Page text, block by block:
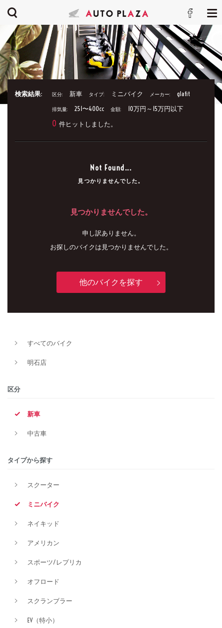
検索結果: 区分: 新車 タイプ: ミニバイク メーカー: glafit
排気量: 251〜400cc 金額: 10万円～15万円以下
0 件ヒットしました。
Not Found...
見つかりませんでした。
見つかりませんでした。
申し訳ありません。
お探しのバイクは見つかりませんでした。
他のバイクを探す
すべてのバイク
明石店
区分
新車
中古車
タイプから探す
スクーター
ミニバイク
ネイキッド
アメリカン
スポーツ/レプリカ
オフロード
スクランブラー
EV（特小）
メーカー
価格